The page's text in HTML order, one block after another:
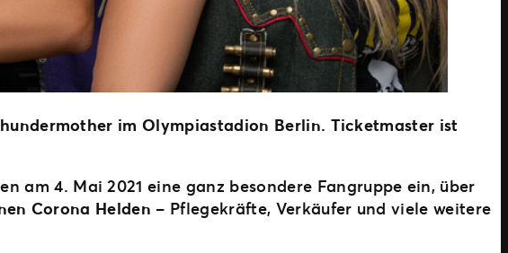
im Olympiastadion Berlin. Ticketmaster ist
am 4. Mai 2021 eine ganz besondere Fangruppe ein, über
Corona Helden – Pflegekräfte, Verkäufer und viele weitere